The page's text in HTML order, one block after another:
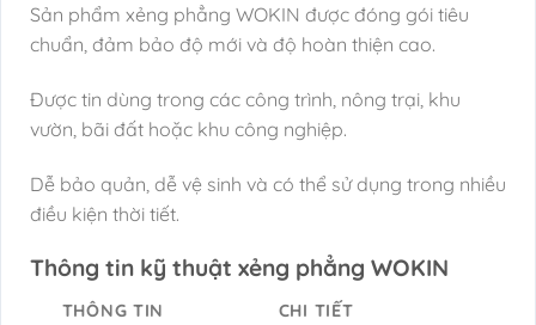
Sản phẩm xẻng phẳng WOKIN được đóng gói tiêu
chuẩn, đảm bảo độ mới và độ hoàn thiện cao.
Được tin dùng trong các công trình, nông trại, khu
vườn, bãi đất hoặc khu công nghiệp.
Dễ bảo quản, dễ vệ sinh và có thể sử dụng trong nhiều
điều kiện thời tiết.
Thông tin kỹ thuật xẻng phẳng WOKIN
THÔNG TIN
CHI TIẾT